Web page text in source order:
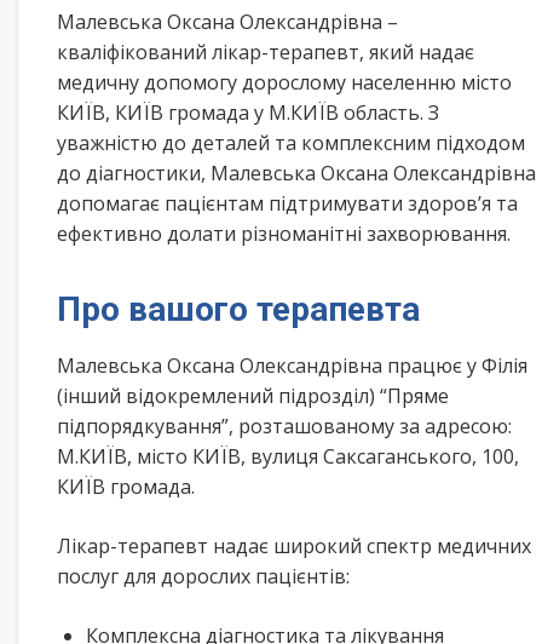
Малевська Оксана Олександрівна –
кваліфікований лікар-терапевт, який надає
медичну допомогу дорослому населенню місто
КИЇВ, КИЇВ громада у М.КИЇВ область. З
уважністю до деталей та комплексним підходом
до діагностики, Малевська Оксана Олександрівна
допомагає пацієнтам підтримувати здоров’я та
ефективно долати різноманітні захворювання.
Про вашого терапевта
Малевська Оксана Олександрівна працює у Філія
(інший відокремлений підрозділ) “Пряме
підпорядкування”, розташованому за адресою:
М.КИЇВ, місто КИЇВ, вулиця Саксаганського, 100,
КИЇВ громада.
Лікар-терапевт надає широкий спектр медичних
послуг для дорослих пацієнтів:
Комплексна діагностика та лікування